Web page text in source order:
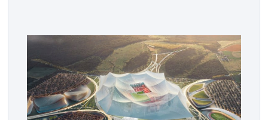
لبؤات الأطلس قد تأهلن إلى الدور ربع النهائي بعد تصدرهن
المجموعة الأولى برصيد سبع نقاط، حصدنها من انتصارين
وتعادل، فيما بلغ […]